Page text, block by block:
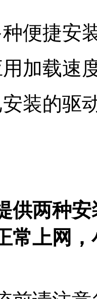
捷安装
载速度
的驱动
供两种
常上网，